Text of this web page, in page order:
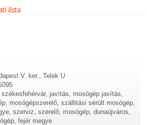
V. ker., Telek U
javítás, mosógép javítás,
mosógépszerelő, szállitási sérült mosógép,
szerviz, szerelő, mosógép, dunaújváros,
fejér megye